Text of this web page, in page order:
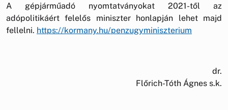
A gépjárműadó nyomtatványokat 2021-től az
adópolitikáért felelős miniszter honlapján lehet majd
fellelni. https://kormany.hu/penzugyminiszterium
dr.
Flőrich-Tóth Ágnes s.k.